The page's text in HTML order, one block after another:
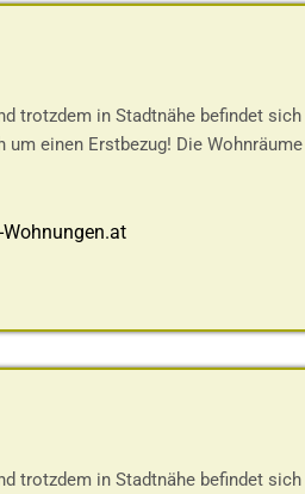
trotzdem in Stadtnähe befindet
einen Erstbezug! Die
trotzdem in Stadtnähe befindet